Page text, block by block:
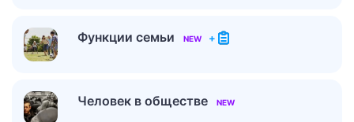
Функции семьи NEW +
Человек в обществе NEW